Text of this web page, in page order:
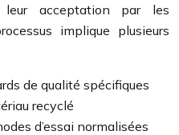
leur acceptation par les
implique plusieurs
de qualité spécifiques
recyclé
d’essai normalisées